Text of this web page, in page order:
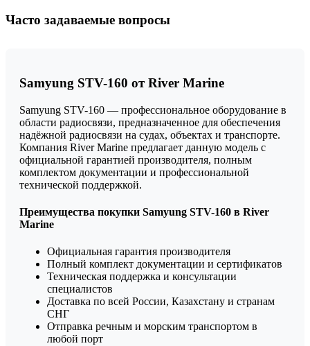
Часто задаваемые вопросы
Samyung STV-160 от River Marine
Samyung STV-160 — профессиональное оборудование в
области радиосвязи, предназначенное для обеспечения
надёжной радиосвязи на судах, объектах и транспорте.
Компания River Marine предлагает данную модель с
официальной гарантией производителя, полным
комплектом документации и профессиональной
технической поддержкой.
Преимущества покупки Samyung STV-160 в River
Marine
Официальная гарантия производителя
Полный комплект документации и сертификатов
Техническая поддержка и консультации
специалистов
Доставка по всей России, Казахстану и странам
СНГ
Отправка речным и морским транспортом в
любой порт